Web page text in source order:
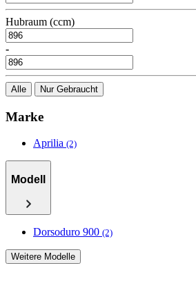
Hubraum (ccm)
-
Alle Nur Gebraucht
Marke
Aprilia (2)
Modell
Dorsoduro 900 (2)
Weitere Modelle